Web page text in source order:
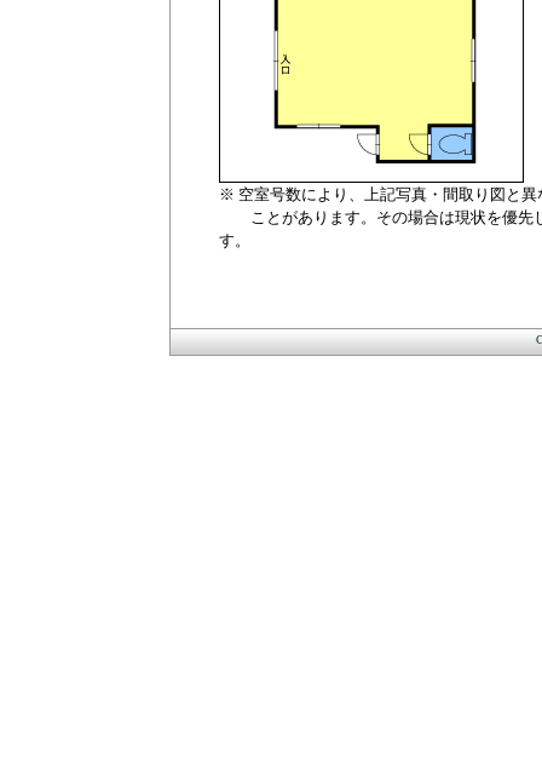
※ 空室号数により、上記写真・間取り図と異
ことがあります。その場合は現状を優先
す。